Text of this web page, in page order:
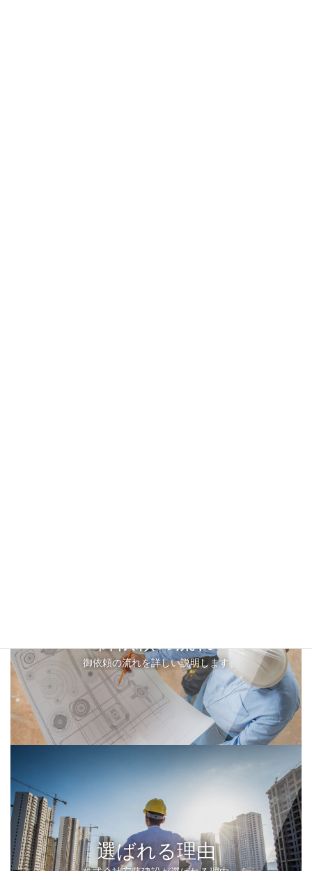
御依頼の流れ
御依頼の流れを詳しい説明します
選ばれる理由